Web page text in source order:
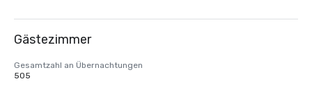
Gästezimmer
Gesamtzahl an Übernachtungen
505